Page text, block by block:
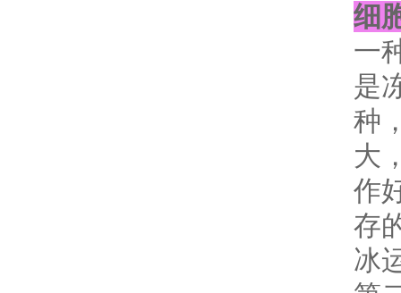
细
一
是
种
大
作
存
冰